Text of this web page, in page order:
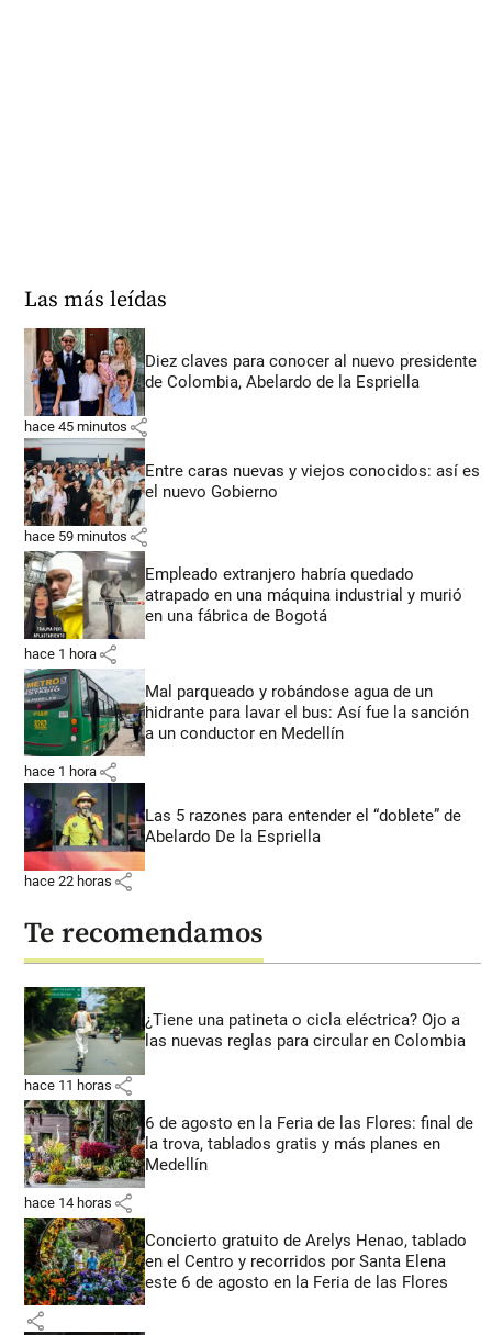
Las más leídas
Diez claves para conocer al nuevo presidente
de Colombia, Abelardo de la Espriella
hace 45 minutos share
Entre caras nuevas y viejos conocidos: así es
el nuevo Gobierno
hace 59 minutos share
Empleado extranjero habría quedado
atrapado en una máquina industrial y murió
en una fábrica de Bogotá
hace 1 hora share
Mal parqueado y robándose agua de un
hidrante para lavar el bus: Así fue la sanción
a un conductor en Medellín
hace 1 hora share
Las 5 razones para entender el “doblete” de
Abelardo De la Espriella
hace 22 horas share
Te recomendamos
¿Tiene una patineta o cicla eléctrica? Ojo a
las nuevas reglas para circular en Colombia
hace 11 horas share
6 de agosto en la Feria de las Flores: final de
la trova, tablados gratis y más planes en
Medellín
hace 14 horas share
Concierto gratuito de Arelys Henao, tablado
en el Centro y recorridos por Santa Elena
este 6 de agosto en la Feria de las Flores
share